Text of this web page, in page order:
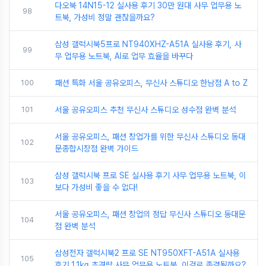
98
다오북 14N15-12 실사용 후기 30만 원대 사무 업무용 노
트북, 가성비 정말 괜찮을까요?
99
삼성 갤럭시북5프로 NT940XHZ-A51A 실사용 후기, 사
무 업무용 노트북, AI로 업무 효율을 바꾸다
100 패션 특화 서울 공유오피스, 무신사 스튜디오 한남점 A to Z
101 서울 공유오피스 추천 무신사 스튜디오 성수점 완벽 분석
102
서울 공유오피스, 패션 창업가를 위한 무신사 스튜디오 동대
문종합시장점 완벽 가이드
103
삼성 갤럭시북 프로 SE 실사용 후기 사무 업무용 노트북, 이
보다 가성비 좋을 수 없다!
104
서울 공유오피스, 패션 창업의 정답 무신사 스튜디오 동대문
점 완벽 분석
105
삼성전자 갤럭시북2 프로 SE NT950XFT-A51A 실사용